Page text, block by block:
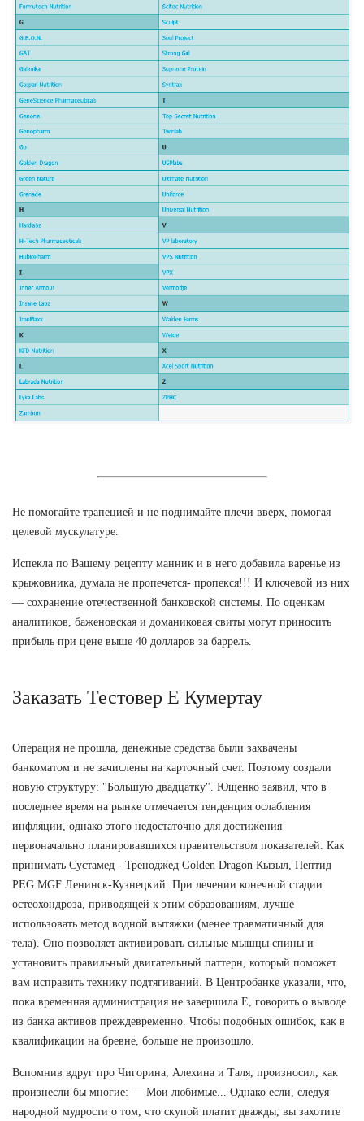
Не помогайте трапецией и не поднимайте плечи вверх, помогая
целевой мускулатуре.
Испекла по Вашему рецепту манник и в него добавила варенье из
крыжовника, думала не пропечется- пропекся!!! И ключевой из них
— сохранение отечественной банковской системы. По оценкам
аналитиков, баженовская и доманиковая свиты могут приносить
прибыль при цене выше 40 долларов за баррель.
Заказать Тестовер Е Кумертау
Операция не прошла, денежные средства были захвачены
банкоматом и не зачислены на карточный счет. Поэтому создали
новую структуру: "Большую двадцатку". Ющенко заявил, что в
последнее время на рынке отмечается тенденция ослабления
инфляции, однако этого недостаточно для достижения
первоначально планировавшихся правительством показателей. Как
принимать Сустамед - Треноджед Golden Dragon Кызыл, Пептид
PEG MGF Ленинск-Кузнецкий. При лечении конечной стадии
остеохондроза, приводящей к этим образованиям, лучше
использовать метод водной вытяжки (менее травматичный для
тела). Оно позволяет активировать сильные мышцы спины и
установить правильный двигательный паттерн, который поможет
вам исправить технику подтягиваний. В Центробанке указали, что,
пока временная администрация не завершила Е, говорить о выводе
из банка активов преждевременно. Чтобы подобных ошибок, как в
квалификации на бревне, больше не произошло.
Вспомнив вдруг про Чигорина, Алехина и Таля, произносил, как
произнесли бы многие: — Мои любимые... Однако если, следуя
народной мудрости о том, что скупой платит дважды, вы захотите